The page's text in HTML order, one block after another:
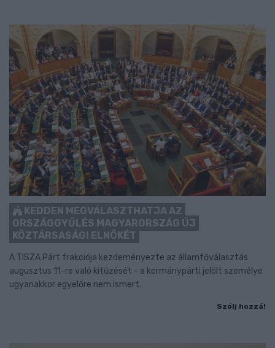
KEDDEN MEGVÁLASZTHATJA AZ
ORSZÁGGYŰLÉS MAGYARORSZÁG ÚJ
KÖZTÁRSASÁGI ELNÖKÉT
A TISZA Párt frakciója kezdeményezte az államfőválasztás
augusztus 11-re való kitűzését - a kormánypárti jelölt személye
ugyanakkor egyelőre nem ismert.
Szólj hozzá!